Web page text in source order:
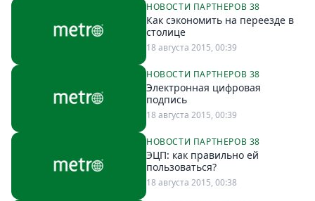
НОВОСТИ ПАРТНЕРОВ 38
Как сэкономить на переезде в
столице
18 августа 2015, 00:39
НОВОСТИ ПАРТНЕРОВ 38
Электронная цифровая
подпись
18 августа 2015, 00:39
НОВОСТИ ПАРТНЕРОВ 38
ЭЦП: как правильно ей
пользоваться?
18 августа 2015, 00:38